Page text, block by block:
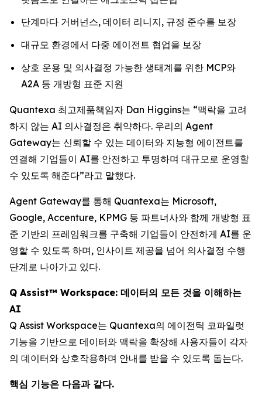
단계마다 거버넌스, 데이터 리니지, 규정 준수를 보장
대규모 환경에서 다중 에이전트 협업을 보장
상호 운용 및 의사결정 가능한 생태계를 위한 MCP와
A2A 등 개방형 표준 지원
Quantexa 최고제품책임자 Dan Higgins는 “맥락을 고려
하지 않는 AI 의사결정은 취약하다. 우리의 Agent
Gateway는 신뢰할 수 있는 데이터와 지능형 에이전트를
연결해 기업들이 AI를 안전하고 투명하며 대규모로 운영할
수 있도록 해준다”라고 말했다.
Agent Gateway를 통해 Quantexa는 Microsoft,
Google, Accenture, KPMG 등 파트너사와 함께 개방형 표
준 기반의 프레임워크를 구축해 기업들이 안전하게 AI를 운
영할 수 있도록 하며, 인사이트 제공을 넘어 의사결정 수행
단계로 나아가고 있다.
Q Assist™ Workspace: 데이터의 모든 것을 이해하는
AI
Q Assist Workspace는 Quantexa의 에이전틱 코파일럿
기능을 기반으로 데이터와 맥락을 확장해 사용자들이 각자
의 데이터와 상호작용하며 안내를 받을 수 있도록 돕는다.
핵심 기능은 다음과 같다.